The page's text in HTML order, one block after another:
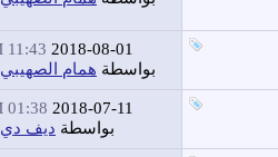
2018-08-01
11:43 PM
بواسطة همام الصهيبي
2018-07-11
01:38 PM
بواسطة ديف دي